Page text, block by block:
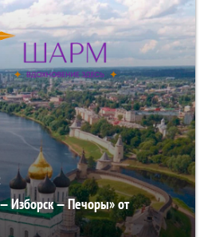
Изборск — Печоры» от